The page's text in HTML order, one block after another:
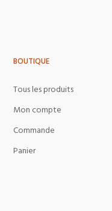
BOUTIQUE
Tous les produits
Mon compte
Commande
Panier